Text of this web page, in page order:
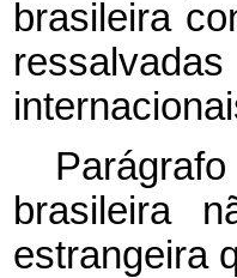
brasileira
brasileira
estrangeira